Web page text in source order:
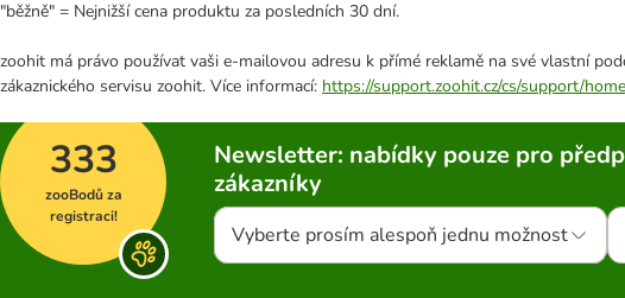
"běžně" = Nejnižší cena produktu za posledních 30 dní.
zoohit má právo používat vaši e-mailovou adresu k přímé reklamě na své vlastní
zákaznického servisu zoohit. Více informací: https://support.zoohit.cz/cs/support/home
333
zooBodů za
registraci!
Newsletter: nabídky pouze pro
zákazníky
Vyberte prosím alespoň jednu možnost